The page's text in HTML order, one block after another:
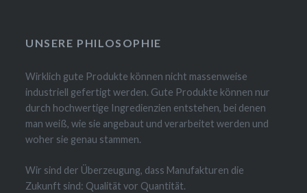
UNSERE PHILOSOPHIE
Wirklich gute Produkte können nicht massenweise
industriell gefertigt werden. Gute Produkte können nur
durch hochwertige Ingredienzien entstehen, bei denen
man weiß, wie sie angebaut und verarbeitet werden und
woher sie genau stammen.
Wir sind der Überzeugung, dass Manufakturen die
Zukunft sind: Qualität vor Quantität.